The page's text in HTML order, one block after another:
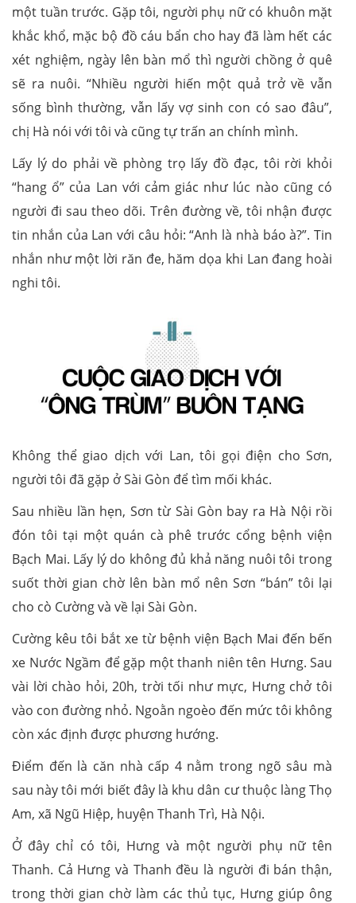
một tuần trước. Gặp tôi, người phụ nữ có khuôn mặt
khắc khổ, mặc bộ đồ cáu bẩn cho hay đã làm hết các
xét nghiệm, ngày lên bàn mổ thì người chồng ở quê
sẽ ra nuôi. “Nhiều người hiến một quả trở về vẫn
sống bình thường, vẫn lấy vợ sinh con có sao đâu”,
chị Hà nói với tôi và cũng tự trấn an chính mình.
Lấy lý do phải về phòng trọ lấy đồ đạc, tôi rời khỏi
“hang ổ” của Lan với cảm giác như lúc nào cũng có
người đi sau theo dõi. Trên đường về, tôi nhận được
tin nhắn của Lan với câu hỏi: “Anh là nhà báo à?”. Tin
nhắn như một lời răn đe, hăm dọa khi Lan đang hoài
nghi tôi.
Không thể giao dịch với Lan, tôi gọi điện cho Sơn,
người tôi đã gặp ở Sài Gòn để tìm mối khác.
Sau nhiều lần hẹn, Sơn từ Sài Gòn bay ra Hà Nội rồi
đón tôi tại một quán cà phê trước cổng bệnh viện
Bạch Mai. Lấy lý do không đủ khả năng nuôi tôi trong
suốt thời gian chờ lên bàn mổ nên Sơn “bán” tôi lại
cho cò Cường và về lại Sài Gòn.
Cường kêu tôi bắt xe từ bệnh viện Bạch Mai đến bến
xe Nước Ngầm để gặp một thanh niên tên Hưng. Sau
vài lời chào hỏi, 20h, trời tối như mực, Hưng chở tôi
vào con đường nhỏ. Ngoằn ngoèo đến mức tôi không
còn xác định được phương hướng.
Điểm đến là căn nhà cấp 4 nằm trong ngõ sâu mà
sau này tôi mới biết đây là khu dân cư thuộc làng Thọ
Am, xã Ngũ Hiệp, huyện Thanh Trì, Hà Nội.
Ở đây chỉ có tôi, Hưng và một người phụ nữ tên
Thanh. Cả Hưng và Thanh đều là người đi bán thận,
trong thời gian chờ làm các thủ tục, Hưng giúp ông